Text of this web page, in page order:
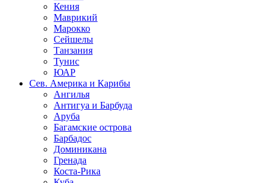
Кения
Маврикий
Марокко
Сейшелы
Танзания
Тунис
ЮАР
Сев. Америка и Карибы
Ангилья
Антигуа и Барбуда
Аруба
Багамские острова
Барбадос
Доминикана
Гренада
Коста-Рика